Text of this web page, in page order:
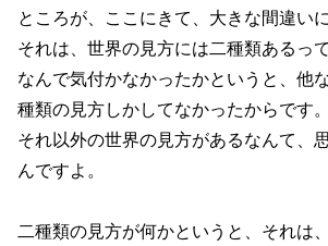
ところが、ここにきて、大きな間違い
それは、世界の見方には二種類あるっ
なんで気付かなかったかというと、他
種類の見方しかしてなかったからです。
それ以外の世界の見方があるなんて、
んですよ。
二種類の見方が何かというと、それは